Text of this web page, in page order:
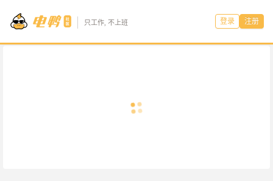
只工作, 不上班 登录 注册